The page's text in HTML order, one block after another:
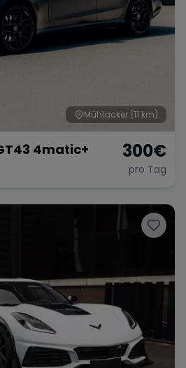
Mühlacker (11 km)
4matic+ 300€
pro Tag